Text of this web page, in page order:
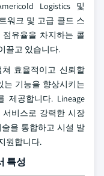
Logistics 및
워크 및 고급 콜드 스
유율을 차지하는 콜
끌고 있습니다.
효율적이고 신뢰할
는 기능을 향상시키는
제공합니다. Lineage
서비스로 강력한 시장
을 통합하고 시설 발
원합니다.
특성